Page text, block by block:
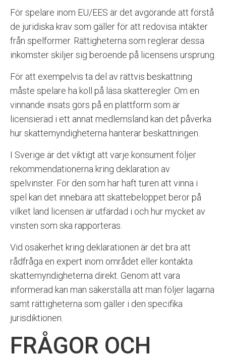
För spelare inom EU/EES är det avgörande att förstå
de juridiska krav som gäller för att redovisa intäkter
från spelformer. Rättigheterna som reglerar dessa
inkomster skiljer sig beroende på licensens ursprung.
För att exempelvis ta del av rättvis beskattning
måste spelare ha koll på läsa skatteregler. Om en
vinnande insats görs på en plattform som är
licensierad i ett annat medlemsland kan det påverka
hur skattemyndigheterna hanterar beskattningen.
I Sverige är det viktigt att varje konsument följer
rekommendationerna kring deklaration av
spelvinster. För den som har haft turen att vinna i
spel kan det innebära att skattebeloppet beror på
vilket land licensen är utfärdad i och hur mycket av
vinsten som ska rapporteras.
Vid osäkerhet kring deklarationen är det bra att
rådfråga en expert inom området eller kontakta
skattemyndigheterna direkt. Genom att vara
informerad kan man säkerställa att man följer lagarna
samt rättigheterna som gäller i den specifika
jurisdiktionen.
FRÅGOR OCH